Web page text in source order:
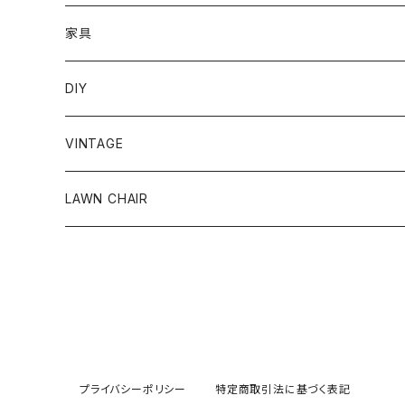
家具
ラグ＆カーペット
円形
長方形
パーソナルチェア
リクライニングチェア
照明
DIY
クッションフロア
大理石
VINTAGE
チェア
LAWN CHAIR
プライバシーポリシー 特定商取引法に基づく表記